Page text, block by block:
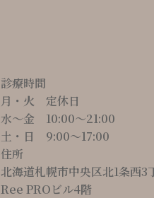
診療時間
月・火 定休日
水～金 10:00〜21:00
土・日 9:00〜17:00
住所
北海道札幌市中央区北1条西3
Ree PROビル4階